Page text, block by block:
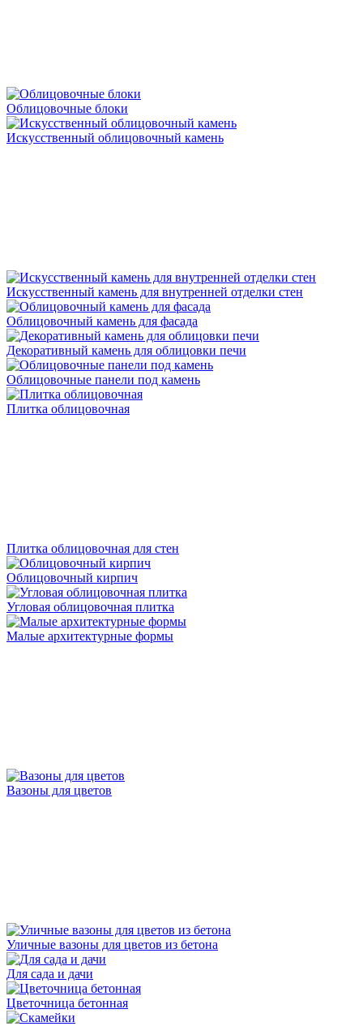
Облицовочные блоки
Искусственный облицовочный камень
Искусственный камень для внутренней отделки стен
Облицовочный камень для фасада
Декоративный камень для облицовки печи
Облицовочные панели под камень
Плитка облицовочная
Плитка облицовочная для стен
Облицовочный кирпич
Угловая облицовочная плитка
Малые архитектурные формы
Вазоны для цветов
Уличные вазоны для цветов из бетона
Для сада и дачи
Цветочница бетонная